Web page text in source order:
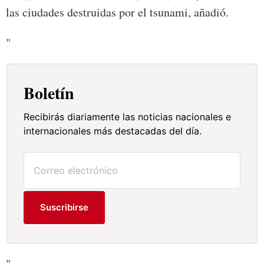
las ciudades destruidas por el tsunami, añadió.
"
Boletín
Recibirás diariamente las noticias nacionales e
internacionales más destacadas del día.
Suscribirse
"